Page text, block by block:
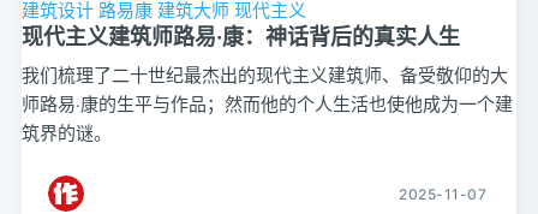
建筑设计 路易康 建筑大师 现代主义
现代主义建筑师路易·康：神话背后的真实人生
我们梳理了二十世纪最杰出的现代主义建筑师、备受敬仰的大
师路易·康的生平与作品；然而他的个人生活也使他成为一个建
筑界的谜。
2025-11-07